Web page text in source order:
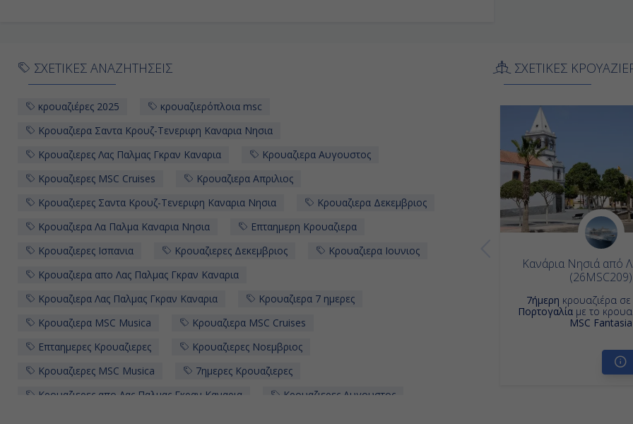
ΣΧΕΤΙΚΕΣ ΑΝΑΖΗΤΗΣΕΙΣ
κρουαζιέρες 2025
κρουαζιερόπλοια msc
Κρουαζιερα Σαντα Κρουζ-Τενεριφη Καναρια Νησια
Κρουαζιερες Λας Παλμας Γκραν Καναρια
Κρουαζιερα Αυγουστος
Κρουαζιερες MSC Cruises
Κρουαζιερα Απριλιος
Κρουαζιερες Σαντα Κρουζ-Τενεριφη Καναρια Νησια
Κρουαζιερα Δεκεμβριος
Κρουαζιερα Λα Παλμα Καναρια Νησια
Επταημερη Κρουαζιερα
Κρουαζιερες Ισπανια
Κρουαζιερες Δεκεμβριος
Κρουαζιερα Ιουνιος
Κρουαζιερα απο Λας Παλμας Γκραν Καναρια
Κρουαζιερα Λας Παλμας Γκραν Καναρια
Κρουαζιερα 7 ημερες
Κρουαζιερα MSC Musica
Κρουαζιερα MSC Cruises
Επταημερες Κρουαζιερες
Κρουαζιερες Νοεμβριος
Κρουαζιερες MSC Musica
7ημερες Κρουαζιερες
Κρουαζιερες απο Λας Παλμας Γκραν Καναρια
Κρουαζιερες Αυγουστος
ΣΧΕΤΙΚΕΣ
Κανάρια Νησιά από
(26MSC209)
7ήμερη κρουαζιέρα
Πορτογαλία με το
MSC Fantasia